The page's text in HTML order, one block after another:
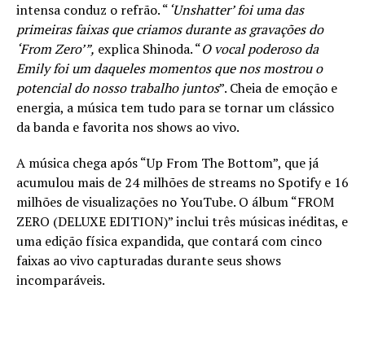
intensa conduz o refrão. “‘Unshatter’ foi uma das
primeiras faixas que criamos durante as gravações do
‘From Zero’”, explica Shinoda. “O vocal poderoso da
Emily foi um daqueles momentos que nos mostrou o
potencial do nosso trabalho juntos”. Cheia de emoção e
energia, a música tem tudo para se tornar um clássico
da banda e favorita nos shows ao vivo.
A música chega após “Up From The Bottom”, que já
acumulou mais de 24 milhões de streams no Spotify e 16
milhões de visualizações no YouTube. O álbum “FROM
ZERO (DELUXE EDITION)” inclui três músicas inéditas, e
uma edição física expandida, que contará com cinco
faixas ao vivo capturadas durante seus shows
incomparáveis.